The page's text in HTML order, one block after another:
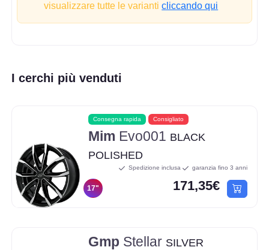
visualizzare tutte le varianticliccando qui
I cerchi più venduti
Consegna rapida Consigliato
Mim Evo001 BLACK
POLISHED
17"
Spedizione inclusa garanzia fino 3 anni
171,35€
Gmp Stellar SILVER